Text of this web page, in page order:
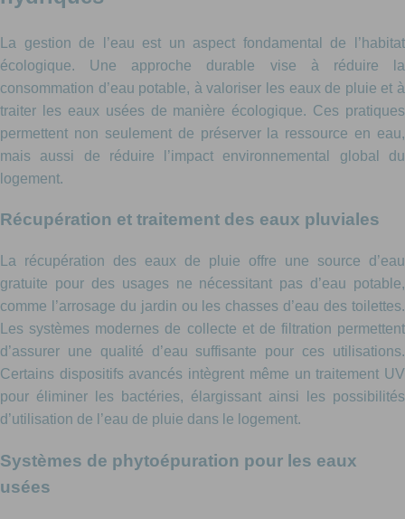
La gestion de l’eau est un aspect fondamental de l’habitat
écologique. Une approche durable vise à réduire la
consommation d’eau potable, à valoriser les eaux de pluie et à
traiter les eaux usées de manière écologique. Ces pratiques
permettent non seulement de préserver la ressource en eau,
mais aussi de réduire l’impact environnemental global du
logement.
Récupération et traitement des eaux pluviales
La récupération des eaux de pluie offre une source d’eau
gratuite pour des usages ne nécessitant pas d’eau potable,
comme l’arrosage du jardin ou les chasses d’eau des toilettes.
Les systèmes modernes de collecte et de filtration permettent
d’assurer une qualité d’eau suffisante pour ces utilisations.
Certains dispositifs avancés intègrent même un traitement UV
pour éliminer les bactéries, élargissant ainsi les possibilités
d’utilisation de l’eau de pluie dans le logement.
Systèmes de phytoépuration pour les eaux
usées